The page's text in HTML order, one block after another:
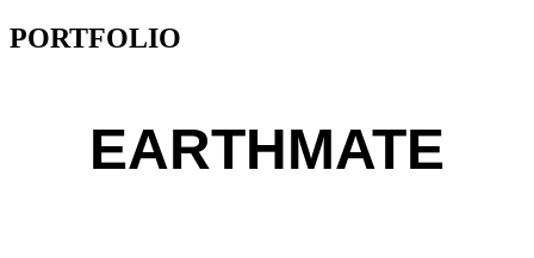
PORTFOLIO
EARTHMATE